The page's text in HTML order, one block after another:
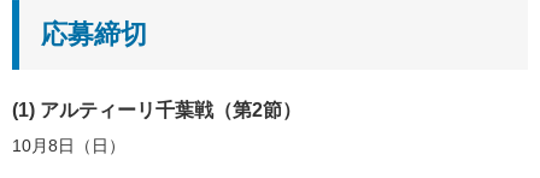
応募締切
(1) アルティーリ千葉戦（第2節）
10月8日（日）